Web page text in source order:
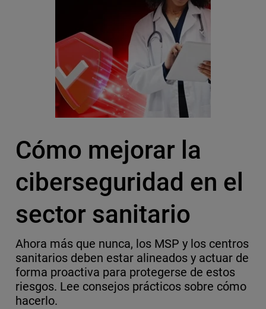
Cómo mejorar la
ciberseguridad en el
sector sanitario
Ahora más que nunca, los MSP y los centros
sanitarios deben estar alineados y actuar de
forma proactiva para protegerse de estos
riesgos. Lee consejos prácticos sobre cómo
hacerlo.